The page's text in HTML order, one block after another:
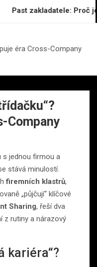
Past zakladatele: Proč je
éra Cross-Company
Company
s jednou firmou a
stává minulostí.
firemních klastrů,
„půjčují“ klíčové
Sharing, řeší dva
z rutiny a nárazový
kariéra“?